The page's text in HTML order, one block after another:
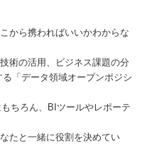
から携わればいいかわからな
術の活用、ビジネス課題の分
「データ領域オープンポジシ
ちろん、BIツールやレポーテ
たと一緒に役割を決めてい